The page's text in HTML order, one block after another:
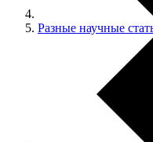
Разные научные